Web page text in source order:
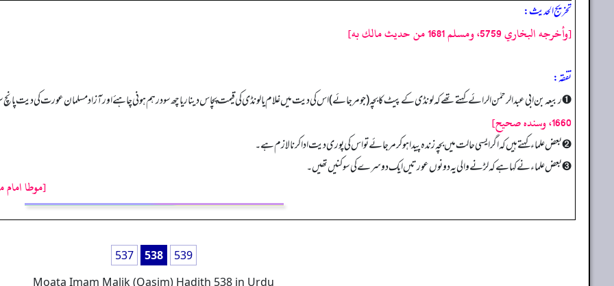
تخریج الحدیث:
[وأخرجه البخاري 5759، ومسلم 1681 من حديث مالك به]
تفقه:
➊ ربیعہ بن ابی عبدالرحمٰن الرائے کہتے تھے کہ لونڈی کے پیٹ کا بچہ (جو مر جائے) اس کی دیت میں غلام یا لونڈی کی قیمت پچاس دینار یا چھ سو درہم ہونی چاہئے اور آزاد مسلمان عورت کی دیت پانچ
1660، وسنده صحيح]
➋ بعض علماء کہتے ہیں کہ اگر ایسی حالت میں بچہ زندہ پیدا ہو کر مر جائے تو اس کی پوری دیت ادا کرنا لازم ہے۔
➌ بعض علماء نے کہا ہے کہ لڑنے والی یہ دونوں عورتیں ایک دوسرے کی سوکنیں تھیں۔
[موطا
537 538
539
Moata Imam Malik (Qasim) Hadith 538 in Urdu